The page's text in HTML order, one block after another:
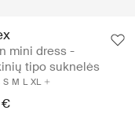
mini dress -
tipo suknelės
S M L XL
€